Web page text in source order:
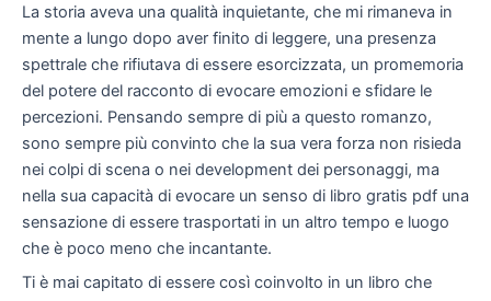
La storia aveva una qualità inquietante, che mi rimaneva in
mente a lungo dopo aver finito di leggere, una presenza
spettrale che rifiutava di essere esorcizzata, un promemoria
del potere del racconto di evocare emozioni e sfidare le
percezioni. Pensando sempre di più a questo romanzo,
sono sempre più convinto che la sua vera forza non risieda
nei colpi di scena o nei development dei personaggi, ma
nella sua capacità di evocare un senso di libro gratis pdf una
sensazione di essere trasportati in un altro tempo e luogo
che è poco meno che incantante.
Ti è mai capitato di essere così coinvolto in un libro che